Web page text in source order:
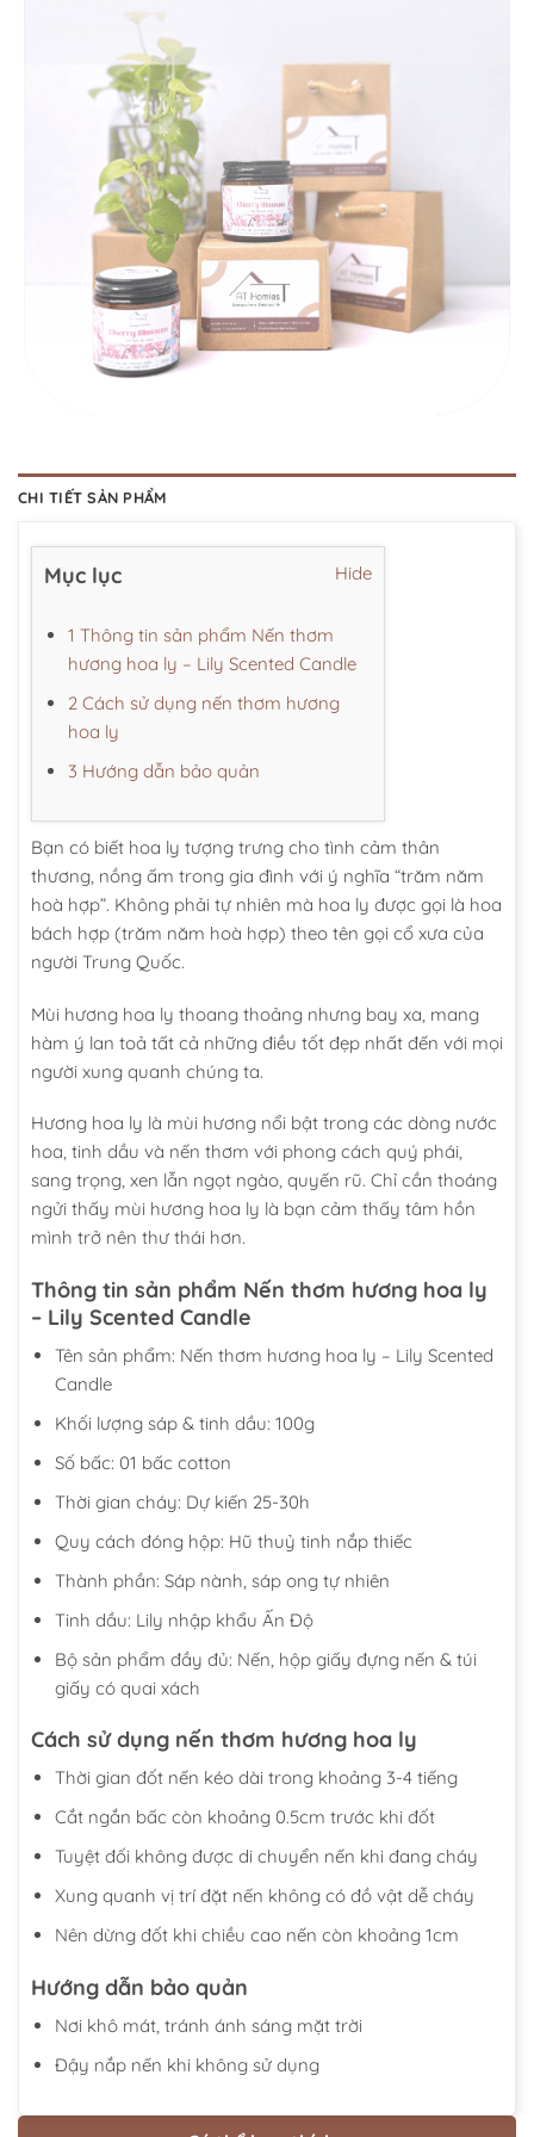
CHI TIẾT SẢN PHẨM
Hide
Mục lục
1 Thông tin sản phẩm Nến thơm
hương hoa ly – Lily Scented Candle
2 Cách sử dụng nến thơm hương
hoa ly
3 Hướng dẫn bảo quản
Bạn có biết hoa ly tượng trưng cho tình cảm thân
thương, nồng ấm trong gia đình với ý nghĩa “trăm năm
hoà hợp”. Không phải tự nhiên mà hoa ly được gọi là hoa
bách hợp (trăm năm hoà hợp) theo tên gọi cổ xưa của
người Trung Quốc.
Mùi hương hoa ly thoang thoảng nhưng bay xa, mang
hàm ý lan toả tất cả những điều tốt đẹp nhất đến với mọi
người xung quanh chúng ta.
Hương hoa ly là mùi hương nổi bật trong các dòng nước
hoa, tinh dầu và nến thơm với phong cách quý phái,
sang trọng, xen lẫn ngọt ngào, quyến rũ. Chỉ cần thoáng
ngửi thấy mùi hương hoa ly là bạn cảm thấy tâm hồn
mình trở nên thư thái hơn.
Thông tin sản phẩm Nến thơm hương hoa ly
– Lily Scented Candle
Tên sản phẩm: Nến thơm hương hoa ly – Lily Scented
Candle
Khối lượng sáp & tinh dầu: 100g
Số bấc: 01 bấc cotton
Thời gian cháy: Dự kiến 25-30h
Quy cách đóng hộp: Hũ thuỷ tinh nắp thiếc
Thành phần: Sáp nành, sáp ong tự nhiên
Tinh dầu: Lily nhập khẩu Ấn Độ
Bộ sản phẩm đầy đủ: Nến, hộp giấy đựng nến & túi
giấy có quai xách
Cách sử dụng nến thơm hương hoa ly
Thời gian đốt nến kéo dài trong khoảng 3-4 tiếng
Cắt ngắn bấc còn khoảng 0.5cm trước khi đốt
Tuyệt đối không được di chuyển nến khi đang cháy
Xung quanh vị trí đặt nến không có đồ vật dễ cháy
Nên dừng đốt khi chiều cao nến còn khoảng 1cm
Hướng dẫn bảo quản
Nơi khô mát, tránh ánh sáng mặt trời
Đậy nắp nến khi không sử dụng